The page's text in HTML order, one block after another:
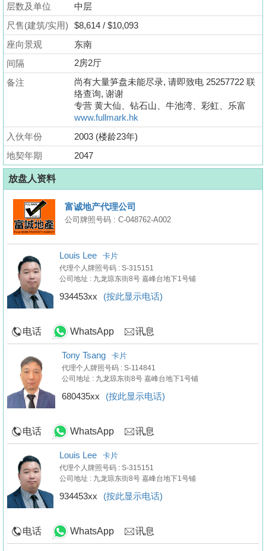
册
关
於
我
们
层数及单位
中层
尺售(建筑/实用)
$8,614 / $10,093
座向景观
东南
间隔
2房2厅
备注
尚有大量笋盘未能尽录, 请即致电 25257722 联
络查询, 谢谢
专营 黄大仙、钻石山、牛池湾、彩虹、乐富
www.fullmark.hk
入伙年份
2003 (楼龄23年)
地契年期
2047
放盘人资料
富诚地产代理公司
公司牌照号码 : C-048762-A002
Louis Lee 卡片
代理个人牌照号码 : S-315151
公司地址 : 九龙琼东街8号 嘉峰台地下1号铺
934453xx (按此显示电话)
电话 WhatsApp 讯息
Tony Tsang 卡片
代理个人牌照号码 : S-114841
公司地址 : 九龙琼东街8号 嘉峰台地下1号铺
680435xx (按此显示电话)
电话 WhatsApp 讯息
Louis Lee 卡片
代理个人牌照号码 : S-315151
公司地址 : 九龙琼东街8号 嘉峰台地下1号铺
934453xx (按此显示电话)
电话 WhatsApp 讯息